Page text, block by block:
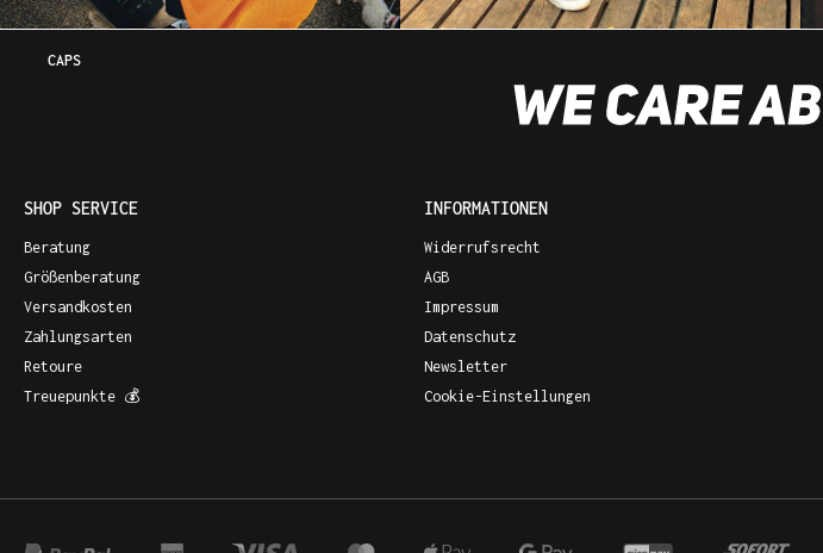
CAPS
SHOP SERVICE
Beratung
Größenberatung
Versandkosten
Zahlungsarten
Retoure
Treuepunkte 💰
INFORMATIONEN
Widerrufsrecht
AGB
Impressum
Datenschutz
Newsletter
Cookie-Einstellungen